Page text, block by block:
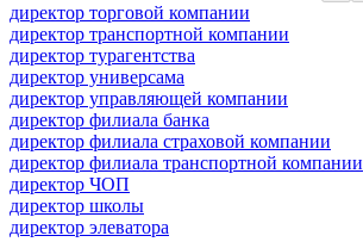
директор торговой компании
директор транспортной компании
директор турагентства
директор универсама
директор управляющей компании
директор филиала банка
директор филиала страховой компании
директор филиала транспортной компании
директор ЧОП
директор школы
директор элеватора